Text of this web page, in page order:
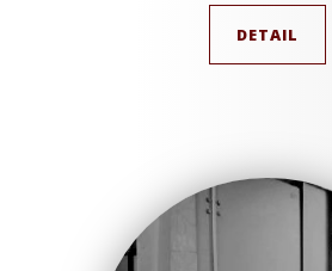
DETAIL